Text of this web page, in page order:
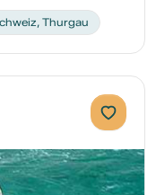
Thurgau